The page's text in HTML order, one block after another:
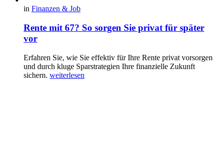
in Finanzen & Job
Rente mit 67? So sorgen Sie privat für später
vor
Erfahren Sie, wie Sie effektiv für Ihre Rente privat vorsorgen
und durch kluge Sparstrategien Ihre finanzielle Zukunft
sichern. weiterlesen